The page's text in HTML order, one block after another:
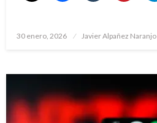
Publicado
30 enero, 2026 Javier Alpañez Naranjo